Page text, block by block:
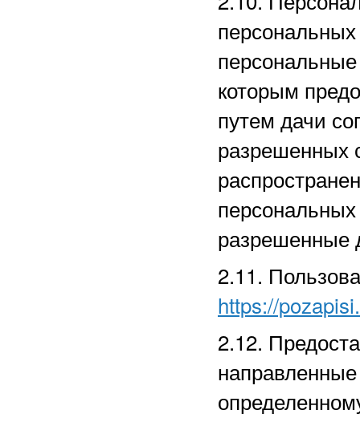
персональные
которым
путем дачи
разрешенных
разрешенные
2.11.
https://
2.12.